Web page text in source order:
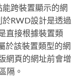
跨裝置顯示的網
RWD設計是透過
直接根據裝置類
於該裝置類型的網
網頁的網址前會增
隔。